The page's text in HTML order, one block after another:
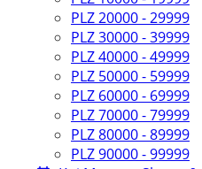
PLZ 20000 - 29999
PLZ 30000 - 39999
PLZ 40000 - 49999
PLZ 50000 - 59999
PLZ 60000 - 69999
PLZ 70000 - 79999
PLZ 80000 - 89999
PLZ 90000 - 99999